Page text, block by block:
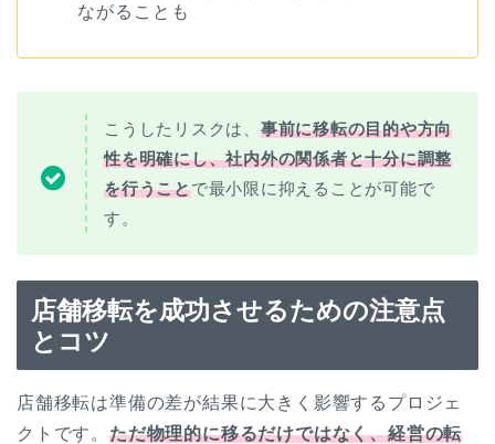
ながることも
こうしたリスクは、 事前に移転の目的や方向
性を明確にし、社内外の関係者と十分に調整
を行うことで最小限に抑えることが可能で
す。
店舗移転を成功させるための注意点
とコツ
店舗移転は準備の差が結果に大きく影響するプロジェ
クトです。 ただ物理的に移るだけではなく、経営の転